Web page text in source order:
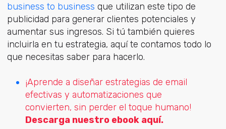
business to business que utilizan este tipo de
publicidad para generar clientes potenciales y
aumentar sus ingresos. Si tú también quieres
incluirla en tu estrategia, aquí te contamos todo lo
que necesitas saber para hacerlo.
¡Aprende a diseñar estrategias de email
efectivas y automatizaciones que
convierten, sin perder el toque humano!
Descarga nuestro ebook aquí.